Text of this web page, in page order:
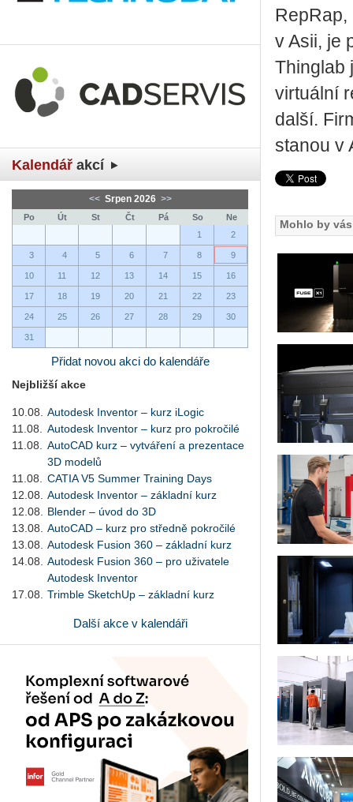
Kalendář akcí
<< Srpen 2026 >>
Po Út St Čt Pá So
Ne
1
2
3 4 5 6 7 8 9
10 11 12 13 14 15 16
17 18 19 20 21 22 23
24 25 26 27 28 29 30
31
Přidat novou akci do kalendáře
Nejbližší akce
10.08.
Autodesk Inventor – kurz iLogic
11.08.
Autodesk Inventor – kurz pro pokročilé
11.08.
AutoCAD kurz – vytváření a prezentace
3D modelů
11.08.
CATIA V5 Summer Training Days
12.08.
Autodesk Inventor – základní kurz
12.08.
Blender – úvod do 3D
13.08.
AutoCAD – kurz pro středně pokročilé
13.08.
Autodesk Fusion 360 – základní kurz
14.08.
Autodesk Fusion 360 – pro uživatele
Autodesk Inventor
17.08.
Trimble SketchUp – základní kurz
Další akce v kalendáři
v Asii, je
Thinglab
virtuální
další.
stanou v
Mohlo by